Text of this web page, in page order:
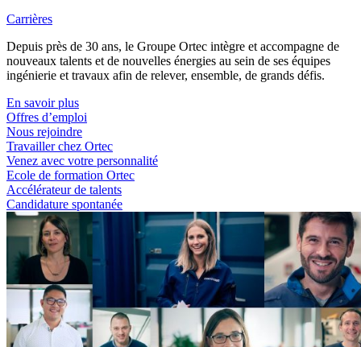
Carrières
Depuis près de 30 ans, le Groupe Ortec intègre et accompagne de
nouveaux talents et de nouvelles énergies au sein de ses équipes
ingénierie et travaux afin de relever, ensemble, de grands défis.
En savoir plus
Offres d’emploi
Nous rejoindre
Travailler chez Ortec
Venez avec votre personnalité
Ecole de formation Ortec
Accélérateur de talents
Candidature spontanée